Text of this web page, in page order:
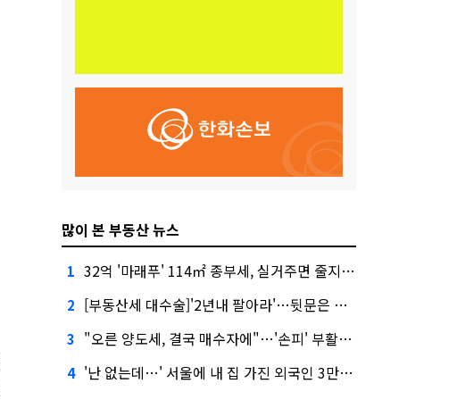
많이 본 부동산 뉴스
1 32억 '마래푸' 114㎡ 종부세, 실거주면 줄지만 안 살면 2.5배
2 [부동산세 대수술]'2년내 팔아라'…뒷문은 열었다
3 "오른 양도세, 결국 매수자에"…'손피' 부활할까?
4 '난 없는데…' 서울에 내 집 가진 외국인 3만3000명